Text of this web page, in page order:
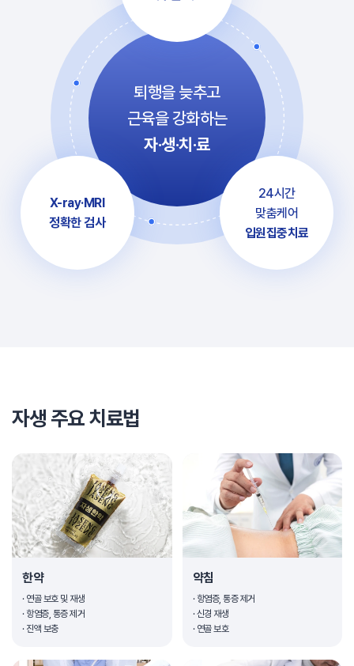
퇴행을 늦추고
근육을 강화하는
자·생·치·료
X-ray·MRI
정확한 검사
24시간
맞춤케어
입원집중치료
자생 주요 치료법
한약
· 연골 보호 및 재생
· 항염증, 통증 제거
· 진액 보충
약침
· 항염증, 통증 제거
· 신경 재생
· 연골 보호